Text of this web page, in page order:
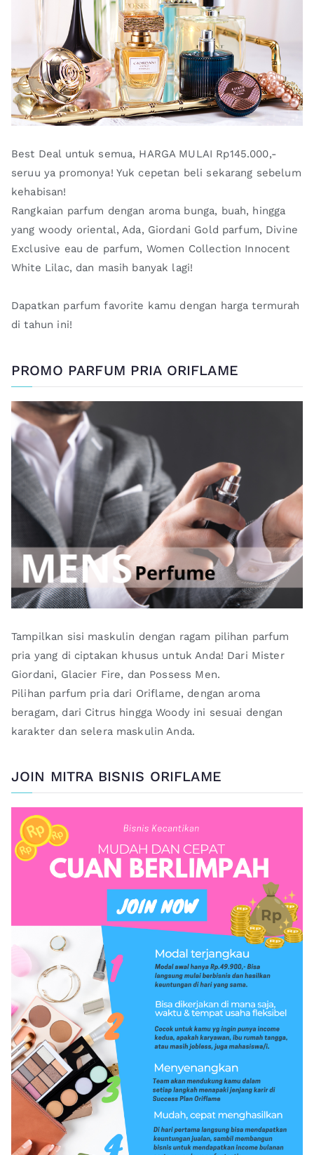
Best Deal untuk semua, HARGA MULAI Rp145.000,-
seruu ya promonya! Yuk cepetan beli sekarang sebelum
kehabisan!
Rangkaian parfum dengan aroma bunga, buah, hingga
yang woody oriental, Ada, Giordani Gold parfum, Divine
Exclusive eau de parfum, Women Collection Innocent
White Lilac, dan masih banyak lagi!
Dapatkan parfum favorite kamu dengan harga termurah
di tahun ini!
PROMO PARFUM PRIA ORIFLAME
Tampilkan sisi maskulin dengan ragam pilihan parfum
pria yang di ciptakan khusus untuk Anda! Dari Mister
Giordani, Glacier Fire, dan Possess Men.
Pilihan parfum pria dari Oriflame, dengan aroma
beragam, dari Citrus hingga Woody ini sesuai dengan
karakter dan selera maskulin Anda.
JOIN MITRA BISNIS ORIFLAME